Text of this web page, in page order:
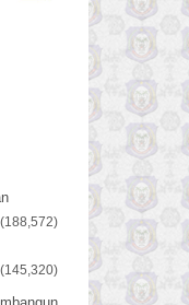
(188,572)
(145,320)